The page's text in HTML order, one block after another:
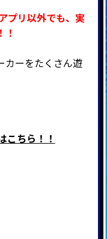
アプリ以外でも、実
カーをたくさん遊
こちら！！